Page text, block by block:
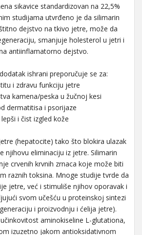
sikavice standardizovan na 22,5%
studijama utvrđeno je da silimarin
dejstvo na tkivo jetre, može da
smanjuje holesterol u jetri i
antiinflamatorno dejstvo.
ishrani preporučuje se za:
i zdravu funkciju jetre
kamena/peska u žučnoj kesi
dermatitisa i psorijaze
lepši i čist izgled kože
(hepatocite) tako što blokira ulazak
njihovu eliminaciju iz jetre. Silimarin
crvenih krvnih zrnaca koje može biti
raznih toksina. Mnoge studije tvrde da
jetre, već i stimuliše njihov oporavak i
svom učešću u proteinskoj sintezi
i proizvodnju i ćelija jetre).
aminokiseline L-glutationa,
izuzetno jakom antioksidativnom